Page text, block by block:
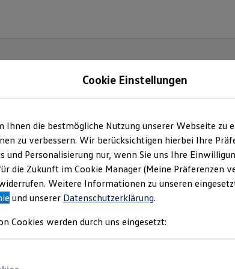
Cookie Einstellungen
Ihnen die bestmögliche Nutzung unserer Webseite zu
zu verbessern. Wir berücksichtigen hierbei Ihre
Personalisierung nur, wenn Sie uns Ihre
die Zukunft im Cookie Manager (Meine Präferenzen
Weitere Informationen zu unseren
und unserer Datenschutzerklärung.
Cookies werden durch uns eingesetzt: